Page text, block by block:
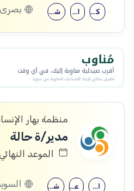
شهادة جامعية الحقوق كلية التربية
منظمة بهار
مدير/ة حالة
الموعد النهائي: 21/08/
شهادة جامعية علم النفس الإرشاد النفسي